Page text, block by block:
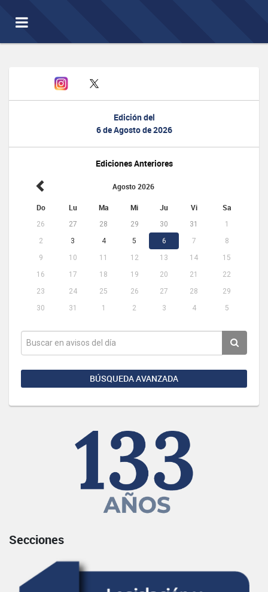
Toggle
navigation
Edición del
6 de Agosto de 2026
Ediciones Anteriores
Agosto 2026
Do Lu Ma Mi Ju Vi Sa
26 27 28 29 30 31
1
2
3 4 5 6 7
8
9
10 11 12 13 14
15
16
17 18 19 20 21
22
23
24 25 26 27 28
29
30
31 1 2 3 4 5
BÚSQUEDA AVANZADA
Secciones